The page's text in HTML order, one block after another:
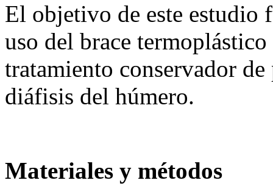
El objetivo de este estudio
uso del brace
tratamiento conservador
diáfisis del húmero.
Materiales y métodos